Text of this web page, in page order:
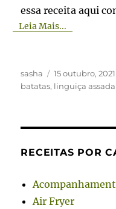
essa receita aqui
Leia Mais...
Autor
sasha
Publicado
em
15 outubro, 2021
batatas, linguiça
RECEITAS POR
Air Fryer